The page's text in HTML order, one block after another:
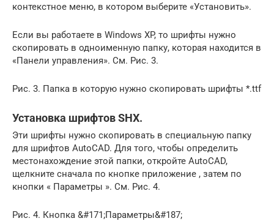
контекстное меню, в котором выберите «Установить».
Если вы работаете в Windows XP, то шрифты нужно
скопировать в одноименную папку, которая находится в
«Панели управления». См. Рис. 3.
Рис. 3. Папка в которую нужно скопировать шрифты *.ttf
Установка шрифтов SHX.
Эти шрифты нужно скопировать в специальную папку
для шрифтов AutoCAD. Для того, чтобы определить
местонахождение этой папки, откройте AutoCAD,
щелкните сначала по кнопке приложение , затем по
кнопки « Параметры ». См. Рис. 4.
Рис. 4. Кнопка &#171;Параметры&#187;